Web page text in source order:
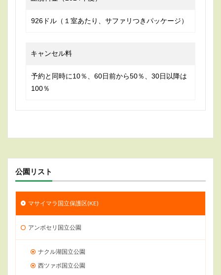
926ドル（１室あたり、サファリつきパッケージ）
キャンセル料
予約と同時に10％、60日前から50％、30日以降は
100％
公園リスト
マサイマラ国立保護区(KE)
アンボセリ国立公園
ナクル湖国立公園
西ツァボ国立公園